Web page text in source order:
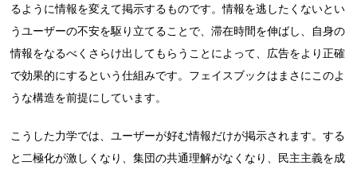
るように情報を変えて掲示するものです。情報を逃したくないとい
うユーザーの不安を駆り立てることで、滞在時間を伸ばし、自身の
情報をなるべくさらけ出してもらうことによって、広告をより正確
で効果的にするという仕組みです。フェイスブックはまさにこのよ
うな構造を前提にしています。
こうした力学では、ユーザーが好む情報だけが掲示されます。する
と二極化が激しくなり、集団の共通理解がなくなり、民主主義を成